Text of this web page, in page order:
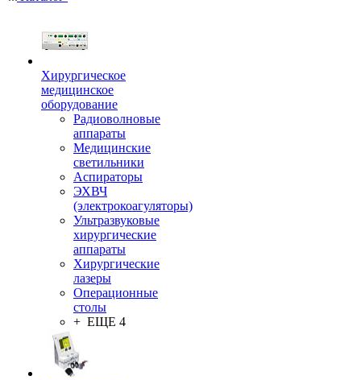
Хирургическое
медицинское
оборудование
Радиоволновые
аппараты
Медицинские
светильники
Аспираторы
ЭХВЧ
(электрокоагуляторы)
Ультразвуковые
хирургические
аппараты
Хирургические
лазеры
Операционные
столы
+ ЕЩЕ 4